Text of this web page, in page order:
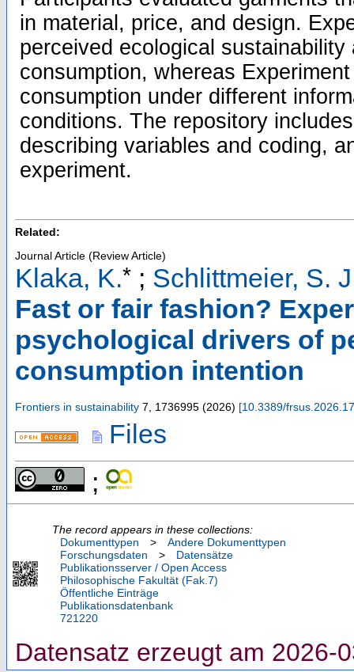
in material, price, and design.
perceived ecological sustainability
consumption, whereas
consumption under different
conditions. The repository
describing variables and coding,
experiment.
Related:
Journal Article (Review Article)
Klaka, K.* ; Schlittmeier, S.
Fast or fair fashion?
psychological drivers of
consumption intention
Frontiers in sustainability 7 1736995 (2026) [10.3389/
Files
;
The record appears in these collections:
Dokumenttypen
>
Andere Dokumenttypen
Forschungsdaten
>
Datensätze
Publikationsserver / Open Access
Philosophische Fakultät (Fak.7)
Öffentliche Einträge
Publikationsdatenbank
721220
Datensatz erzeugt am 2026-